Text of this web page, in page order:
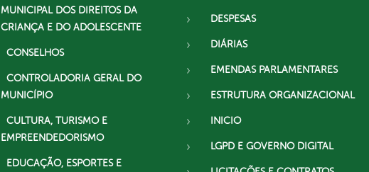
MUNICIPAL DOS DIREITOS DA
CRIANÇA E DO ADOLESCENTE
CONSELHOS
CONTROLADORIA GERAL DO
MUNICÍPIO
CULTURA, TURISMO E
EMPREENDEDORISMO
EDUCAÇÃO, ESPORTES E
DESPESAS
DIÁRIAS
EMENDAS PARLAMENTARES
ESTRUTURA ORGANIZACIONAL
INICIO
LGPD E GOVERNO DIGITAL